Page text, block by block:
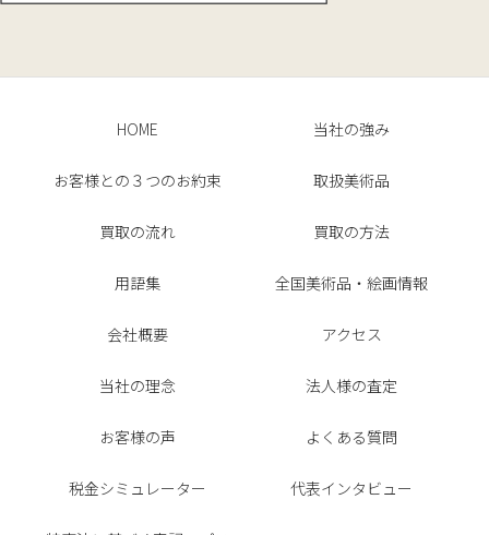
HOME 当社の強み
お客様との３つのお約束 取扱美術品
買取の流れ 買取の方法
用語集 全国美術品・絵画情報
会社概要 アクセス
当社の理念 法人様の査定
お客様の声 よくある質問
税金シミュレーター 代表インタビュー